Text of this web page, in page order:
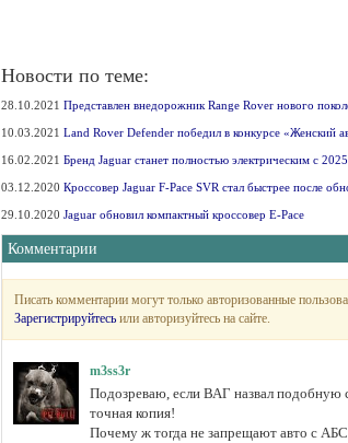
Новости по теме:
28.10.2021 Представлен внедорожник Range Rover нового
10.03.2021 Land Rover Defender победил в конкурсе «Женский
16.02.2021 Бренд Jaguar станет полностью электрическим с
03.12.2020 Кроссовер Jaguar F-Pace SVR стал быстрее после
29.10.2020 Jaguar обновил компактный кроссовер E-Pace
Комментарии
Писать комментарии могут только авторизованные
Зарегистрируйтесь или авторизуйтесь на сайте.
m3ss3r
Подозреваю, если ВАГ назвал подобную
точная копия!
Почему ж тогда не запрещают авто с